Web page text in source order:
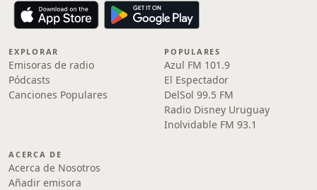
EXPLORAR
Emisoras de radio
Pódcasts
Canciones Populares
POPULARES
Azul FM 101.9
El Espectador
DelSol 99.5 FM
Radio Disney Uruguay
Inolvidable FM 93.1
ACERCA DE
Acerca de Nosotros
Añadir emisora